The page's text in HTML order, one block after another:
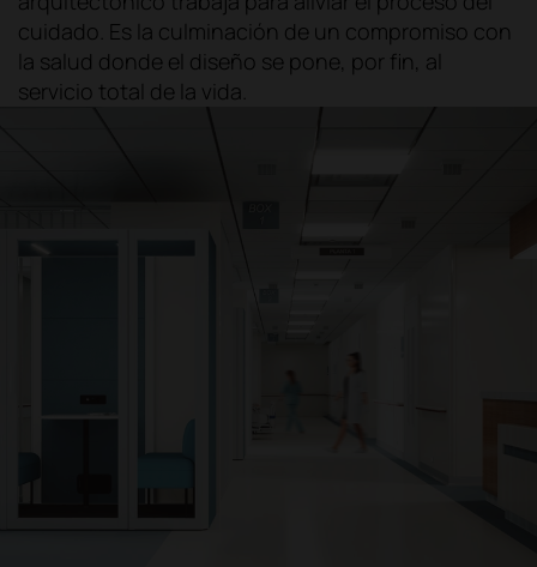
cuidado. Es la culminación de un compromiso con
la salud donde el diseño se pone, por fin, al
servicio total de la vida.